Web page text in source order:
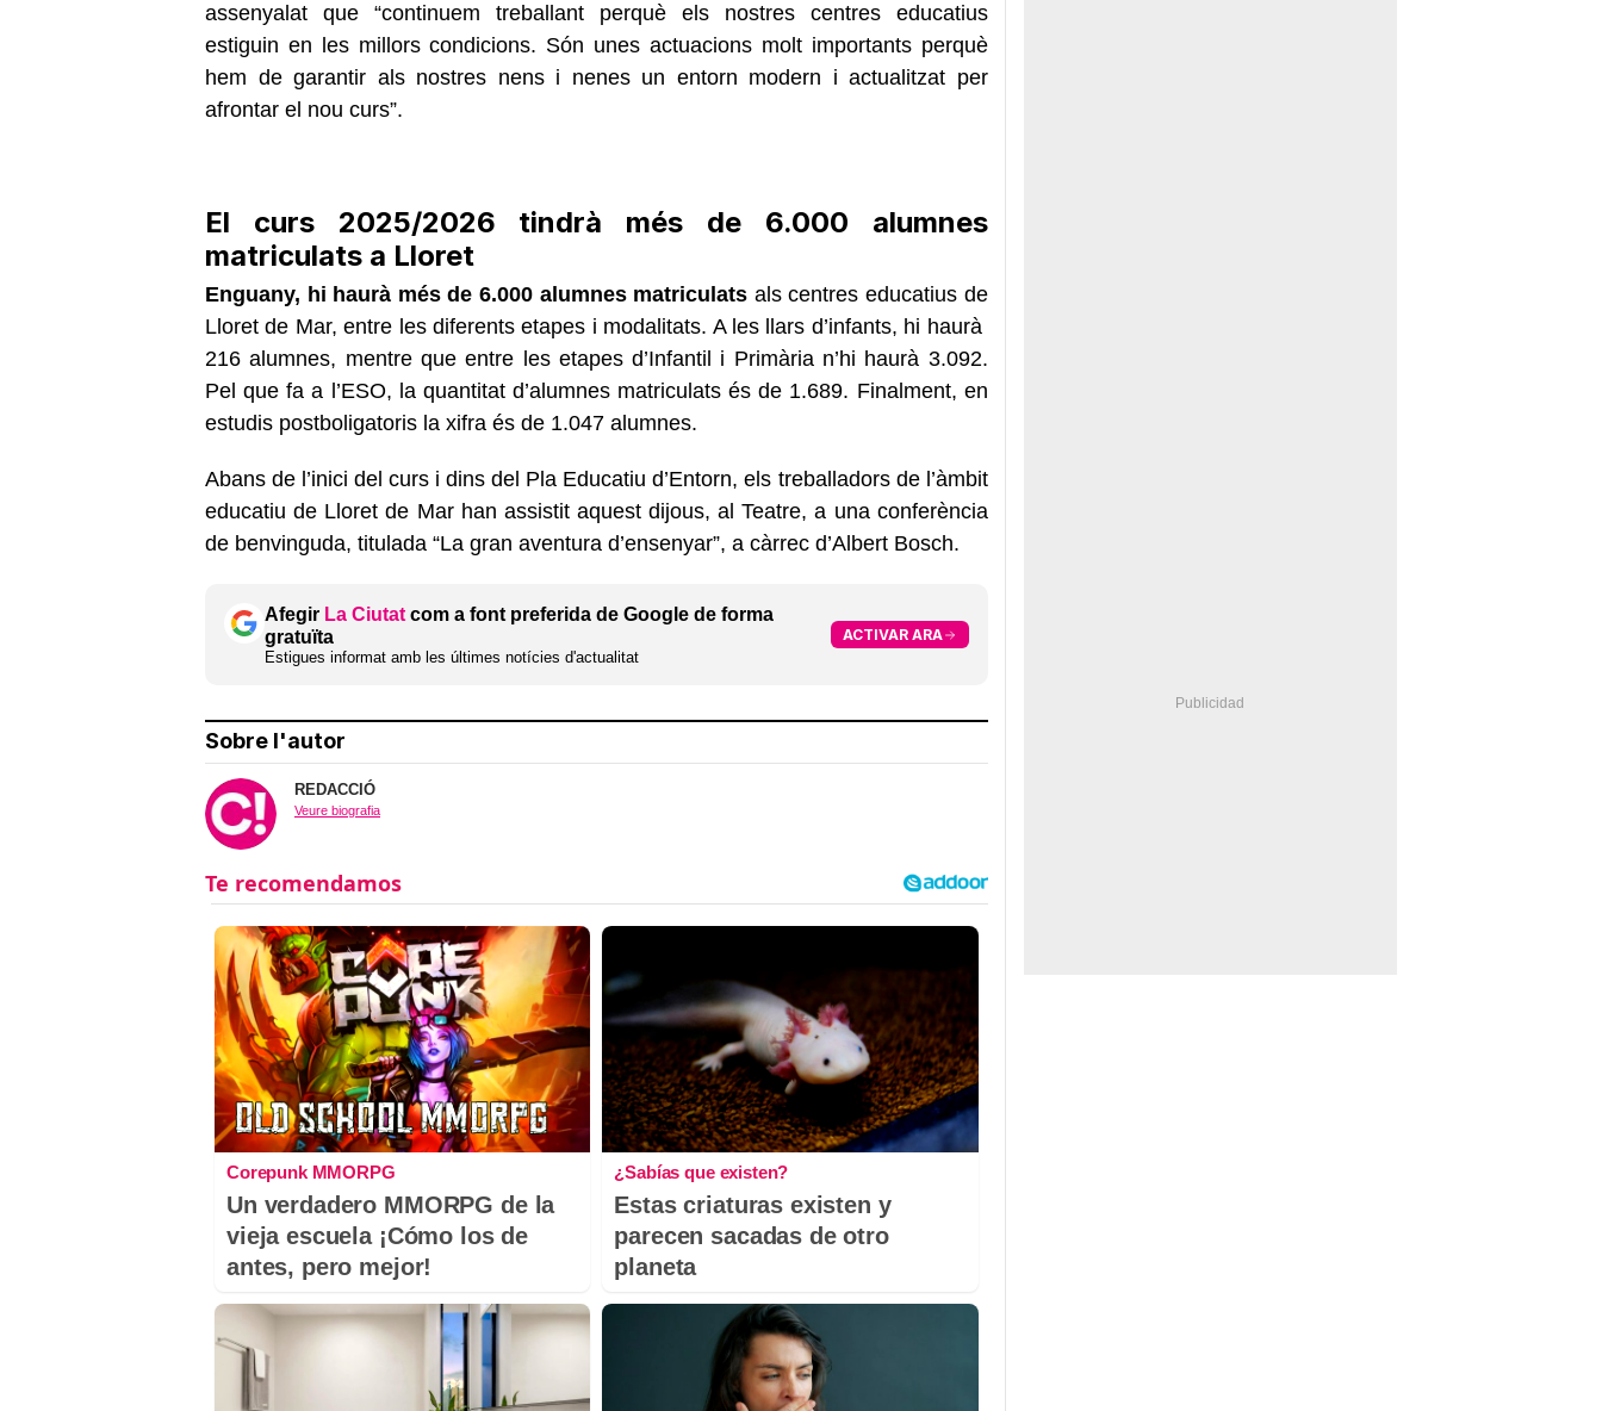
assenyalat que “continuem treballant perquè els nostres centres educatius
estiguin en les millors condicions. Són unes actuacions molt importants perquè
hem de garantir als nostres nens i nenes un entorn modern i actualitzat per
afrontar el nou curs”.
El curs 2025/2026 tindrà més de 6.000 alumnes
matriculats a Lloret
Enguany, hi haurà més de 6.000 alumnes matriculats als centres educatius de
Lloret de Mar, entre les diferents etapes i modalitats. A les llars d’infants, hi haurà
216 alumnes, mentre que entre les etapes d’Infantil i Primària n’hi haurà 3.092.
Pel que fa a l’ESO, la quantitat d’alumnes matriculats és de 1.689. Finalment, en
estudis postboligatoris la xifra és de 1.047 alumnes.
Abans de l’inici del curs i dins del Pla Educatiu d’Entorn, els treballadors de l’àmbit
educatiu de Lloret de Mar han assistit aquest dijous, al Teatre, a una conferència
de benvinguda, titulada “La gran aventura d’ensenyar”, a càrrec d’Albert Bosch.
Afegir La Ciutat com a font preferida de Google de forma
gratuïta
Estigues informat amb les últimes notícies d'actualitat
ACTIVAR ARA
Sobre l'autor
REDACCIÓ
Veure biografia
Corepunk MMORPG
Un verdadero MMORPG de la
vieja escuela ¡Cómo los de
antes, pero mejor!
¿Sabías que existen?
Estas criaturas existen y
parecen sacadas de otro
planeta